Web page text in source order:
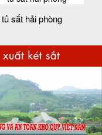
tủ sắt hải phòng